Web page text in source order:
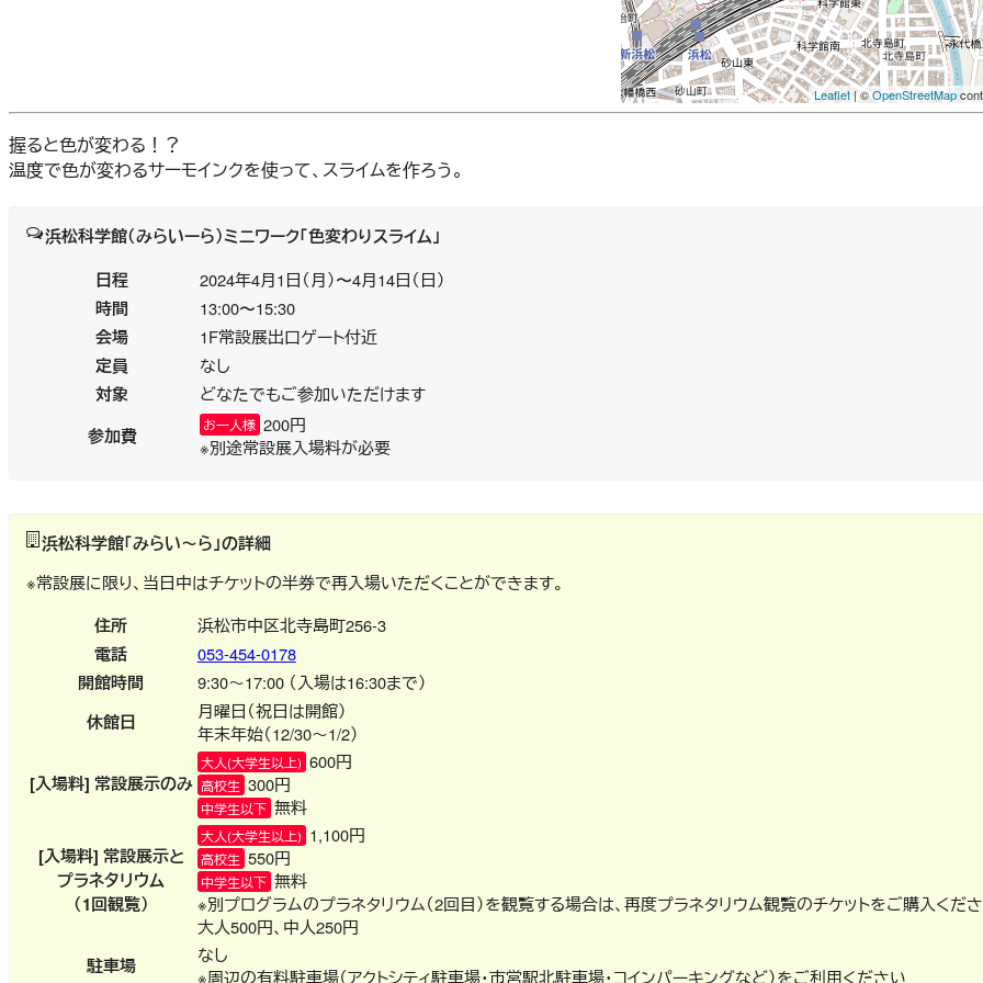
Leaflet| ©OpenStreetMap
握ると色が変わる！？
温度で色が変わるサーモインクを使って、スライムを作ろう。
浜松科学館（みらいーら）ミニワーク「色変わりスライム」
日程
2024年4月1日（月）〜4月14日（日）
時間 13:00〜15:30
会場 1F常設展出口ゲート付近
定員 なし
対象 どなたでもご参加いただけます
参加費 お一人様 200円
※別途常設展入場料が必要
浜松科学館「みらい～ら」の詳細
※常設展に限り、当日中はチケットの半券で再入場いただくことができます。
住所 浜松市中区北寺島町256-3
電話 053-454-0178
開館時間 9:30～17:00 （入場は16:30まで）
休館日
月曜日（祝日は開館）
年末年始（12/30～1/2）
[入場料] 常設展示のみ
大人(大学生以上) 600円
高校生 300円
中学生以下 無料
[入場料] 常設展示と
プラネタリウム
（1回観覧）
大人(大学生以上) 1,100円
高校生 550円
中学生以下 無料
※別プログラムのプラネタリウム（2回目）を観覧する場合は、再度プラネタリウム観覧のチケットをご購入くださ
大人500円、中人250円
駐車場
なし
※周辺の有料駐車場（アクトシティ駐車場・市営駅北駐車場・コインパーキングなど）をご利用ください